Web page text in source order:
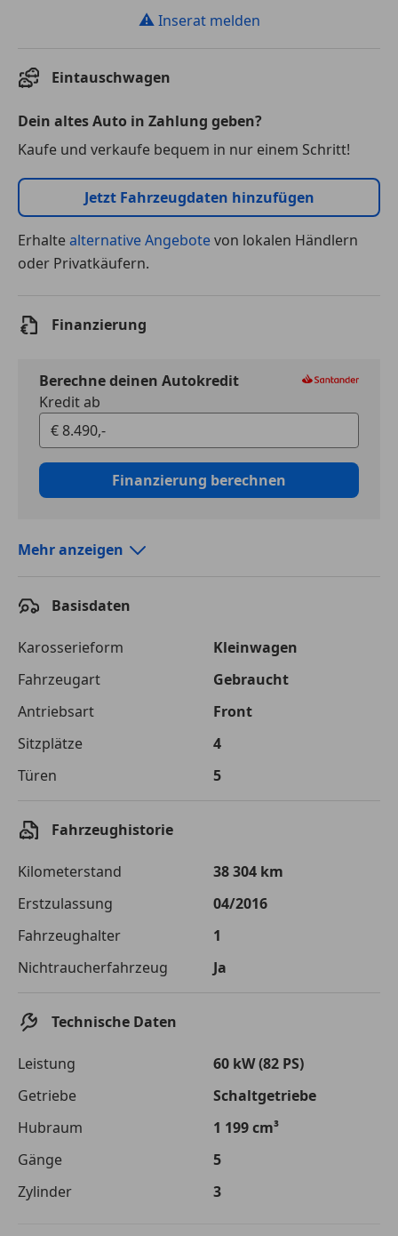
⚠ Inserat melden
Eintauschwagen
Dein altes Auto in Zahlung geben?
Kaufe und verkaufe bequem in nur einem Schritt!
Jetzt Fahrzeugdaten hinzufügen
Erhaltealternative Angebotevon lokalen Händlern
oder Privatkäufern.
Finanzierung
Berechne deinen Autokredit
Kredit ab
Finanzierung berechnen
Laufzeit
Kreditbetrag
€ 8 490,-
Zu zahlender
Gesamtbetrag
€ 13 489,-
Einberechnete Gebühren
€ 0,-
Effektivzinsatz
10,52 %
Der Kreditrechner enthält repräsentative Werte, zu denen wir
typischerweise Kredite vergeben. Der Sollzinssatz ist
bonitätsabhängig. Laufzeit mindestens 12, höchstens 120 Monate.
Gültig für Neukunden bei Online-Abschluss. Erfüllung banküblicher
Bonitätskriterien vorausgesetzt.
Mehr anzeigen
Basisdaten
Karosserieform
Kleinwagen
Fahrzeugart
Gebraucht
Antriebsart
Front
Sitzplätze
4
Türen
5
Fahrzeughistorie
Kilometerstand
38 304 km
Erstzulassung
04/2016
Fahrzeughalter
1
Nichtraucherfahrzeug
Ja
Technische Daten
Leistung
60 kW (82 PS)
Getriebe
Schaltgetriebe
Hubraum
1 199 cm³
Gänge
5
Zylinder
3